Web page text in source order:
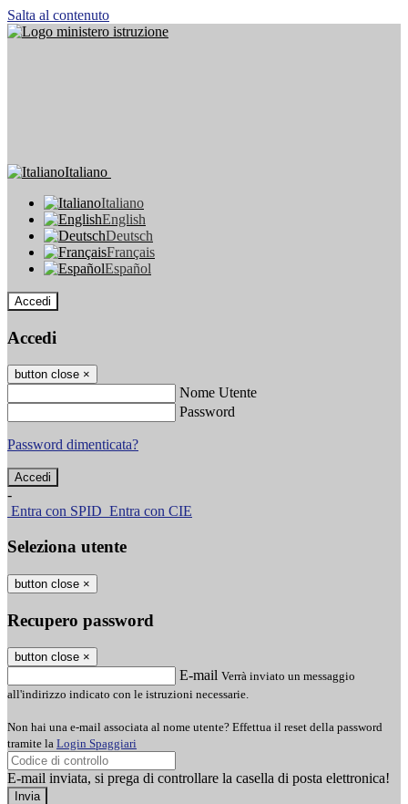
Salta al contenuto
Italiano
Italiano
English
Deutsch
Français
Español
Accedi
Accedi
button close ×
Nome Utente
Password
Password dimenticata?
-
Entra con SPID Entra con CIE
Seleziona utente
button close ×
Recupero password
button close ×
E-mail Verrà inviato un messaggio
all'indirizzo indicato con le istruzioni necessarie.
Non hai una e-mail associata al nome utente? Effettua il reset della password
tramite la Login Spaggiari
E-mail inviata, si prega di controllare la casella di posta elettronica!